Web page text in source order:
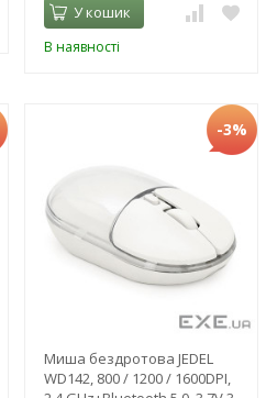
У кошик
В наявності
-3%
Миша бездротова JEDEL
WD142, 800 / 1200 / 1600DPI,